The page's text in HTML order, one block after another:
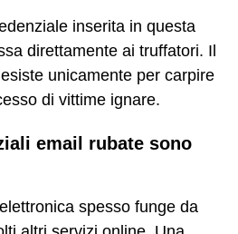
inserita in questa
direttamente ai truffatori. Il
unicamente per carpire
di vittime ignare.
email rubate sono
spesso funge da